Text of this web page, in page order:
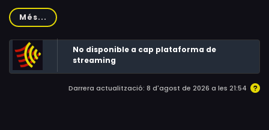
James Le Gros, Paxton Whitehead, Josh Mostel, Cathy
Ladman, Nancy Fish, Zoe Trilling, Claire Stansfield, Lenore
Kasdorf, David Spielberg, Kim Walker, Prince Hughes,
Timothy Stack, Lauren Lane
Més...
No disponible a cap plataforma de
streaming
Darrera actualització: 8 d'agost de 2026 a les 21:54